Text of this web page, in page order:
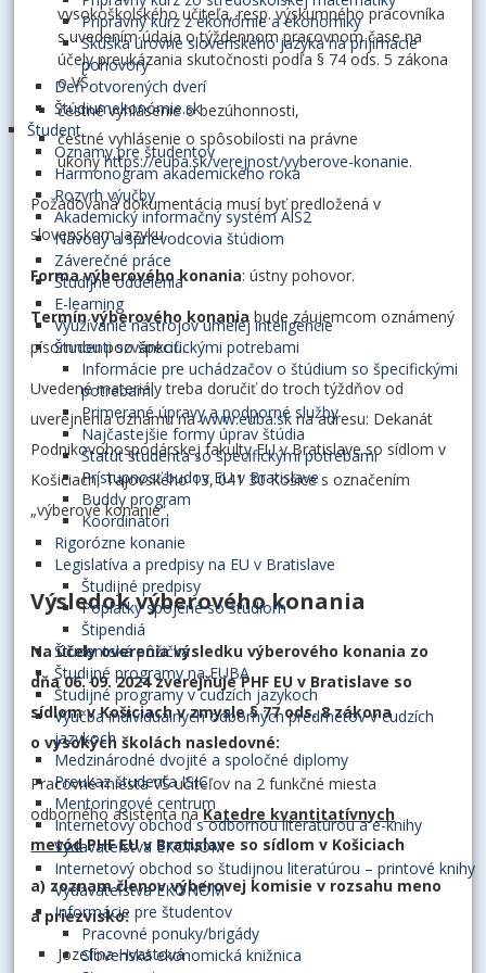
Prípravný kurz z ekonómie a ekonomiky
Skúška úrovne slovenského jazyka na prijímacie
pohovory
Deň otvorených dverí
Štúdiumekonómie.sk
Študent
Oznamy pre študentov
Harmonogram akademického roka
Rozvrh výučby
Akademický informačný systém AiS2
Návody a sprievodcovia štúdiom
Záverečné práce
Študijné oddelenia
E-learning
Využívanie nástrojov umelej inteligencie
Študenti so špecifickými potrebami
Informácie pre uchádzačov o štúdium so špecifickými
potrebami
Primerané úpravy a podporné služby
Najčastejšie formy úprav štúdia
Štatút študenta so špecifickými potrebami
Prístupnosť budov EU v Bratislave
Buddy program
Koordinátori
Rigorózne konanie
Legislatíva a predpisy na EU v Bratislave
Študijné predpisy
Poplatky spojené so štúdiom
Štipendiá
Študentská pôžička
Študijné programy na EUBA
Študijné programy v cudzích jazykoch
Výučba individuálnych odborných predmetov v cudzích
jazykoch
Medzinárodné dvojité a spoločné diplomy
Preukaz študenta ISIC
Mentoringové centrum
Internetový obchod s odbornou literatúrou a e-knihy
Vydavateľstva EKONÓM
Internetový obchod so študijnou literatúrou – printové knihy
Vydavateľstva EKONÓM
Informácie pre študentov
Pracovné ponuky/brigády
Slovenská ekonomická knižnica
vysokoškolského učiteľa, resp. výskumného pracovníka
s uvedením údaja o týždennom pracovnom čase na
účely preukázania skutočnosti podľa § 74 ods. 5 zákona
o VŠ,
čestné vyhlásenie o bezúhonnosti,
čestné vyhlásenie o spôsobilosti na právne
úkonyhttps://euba.sk/verejnost/vyberove-konanie.
Požadovaná dokumentácia musí byť predložená v
slovenskom jazyku.
Forma výberového konania: ústny pohovor.
Termín výberového konania bude záujemcom oznámený
písomnou pozvánkou.
Uvedené materiály treba doručiť do troch týždňov od
uverejnenia oznamu nawww.euba.sk na adresu: Dekanát
Podnikovohospodárskej fakulty EU v Bratislave so sídlom v
Košiciach, Tajovského 13, 041 30 Košice s označením
„výberové konanie“.
Výsledok výberového konania
Na účely overenia výsledku výberového konania zo
dňa 06. 09. 2024 zverejňuje PHF EU v Bratislave so
sídlom v Košiciach v zmysle § 77 ods. 8 zákona
o vysokých školách nasledovné:
Pracovné miesta VŠ učiteľov na 2 funkčné miesta
odborného asistenta naKatedre kvantitatívnych
metód PHF EU v Bratislave so sídlom v Košiciach
a) zoznam členov výberovej komisie v rozsahu meno
a priezvisko:
Jozefína Hvastová